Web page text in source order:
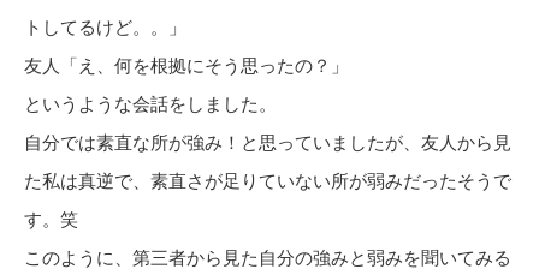
トしてるけど。。」
友人「え、何を根拠にそう思ったの？」
というような会話をしました。
自分では素直な所が強み！と思っていましたが、友人から見
た私は真逆で、素直さが足りていない所が弱みだったそうで
す。笑
このように、第三者から見た自分の強みと弱みを聞いてみる